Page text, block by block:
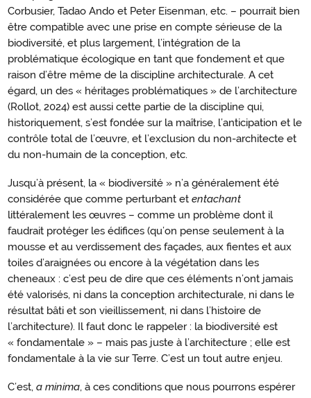
Corbusier, Tadao Ando et Peter Eisenman, etc. – pourrait bien
être compatible avec une prise en compte sérieuse de la
biodiversité, et plus largement, l’intégration de la
problématique écologique en tant que fondement et que
raison d’être même de la discipline architecturale. A cet
égard, un des « héritages problématiques » de l’architecture
(Rollot, 2024) est aussi cette partie de la discipline qui,
historiquement, s’est fondée sur la maîtrise, l’anticipation et le
contrôle total de l’œuvre, et l’exclusion du non-architecte et
du non-humain de la conception, etc.
Jusqu’à présent, la « biodiversité » n’a généralement été
considérée que comme perturbant et entachant
littéralement les œuvres – comme un problème dont il
faudrait protéger les édifices (qu’on pense seulement à la
mousse et au verdissement des façades, aux fientes et aux
toiles d’araignées ou encore à la végétation dans les
cheneaux : c’est peu de dire que ces éléments n’ont jamais
été valorisés, ni dans la conception architecturale, ni dans le
résultat bâti et son vieillissement, ni dans l’histoire de
l’architecture). Il faut donc le rappeler : la biodiversité est
« fondamentale » – mais pas juste à l’architecture ; elle est
fondamentale à la vie sur Terre. C’est un tout autre enjeu.
Conclusion
C’est, a minima, à ces conditions que nous pourrons espérer